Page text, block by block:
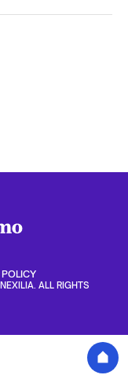
ALL RIGHTS